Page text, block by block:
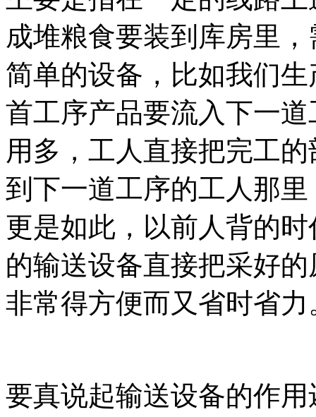
成堆粮食要装到库房里
简单的设备，比如我们
首工序产品要流入下一
用多，工人直接把完工
到下一道工序的工人那
更是如此，以前人背的
的输送设备直接把采好
非常得方便而又省时省力
要真说起输送设备的作